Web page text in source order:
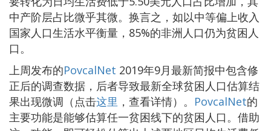
中产阶层占比微乎其微。换言之，如以中等偏上收入
国家人口生活水平衡量，85%的非洲人口仍为贫困人
口。
上周发布的PovcalNet 2019年9月最新简报中包含修
正后的调查数据，后者导致最新全球贫困人口估算结
果出现微调（点击这里 ，查看详情）。 PovcalNet的
主要功能是能够估算任一贫困线下的贫困人口。借助